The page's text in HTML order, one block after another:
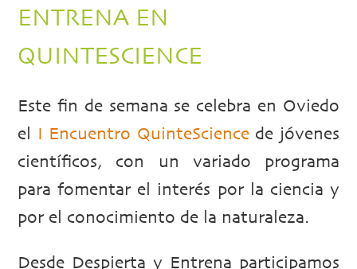
ENTRENA EN
QUINTESCIENCE
Este fin de semana se celebra en Oviedo
el
I Encuentro QuinteSciencede jóvenes
científicos, con un variado programa
para fomentar el interés por la ciencia y
por el conocimiento de la naturaleza.
Desde Despierta y Entrena participamos